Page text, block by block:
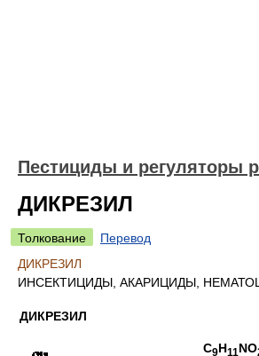
Пестициды и регуляторы
ДИКРЕЗИЛ
Толкование
Перевод
ДИКРЕЗИЛ
ИНСЕКТИЦИДЫ, АКАРИЦИДЫ,
ДИКРЕЗИЛ
C9H11NO